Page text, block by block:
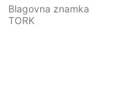
Blagovna znamka
TORK